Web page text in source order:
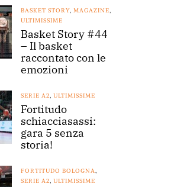
BASKET STORY, MAGAZINE,
ULTIMISSIME
Basket Story #44
– Il basket
raccontato con le
emozioni
SERIE A2, ULTIMISSIME
Fortitudo
schiacciasassi:
gara 5 senza
storia!
FORTITUDO BOLOGNA,
SERIE A2, ULTIMISSIME